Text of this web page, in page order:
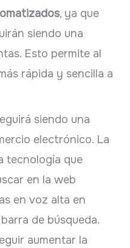
, ya que
siendo una
Esto permite al
rápida y sencilla a
siendo una
electrónico. La
tecnología que
en la web
en voz alta en
de búsqueda.
aumentar la